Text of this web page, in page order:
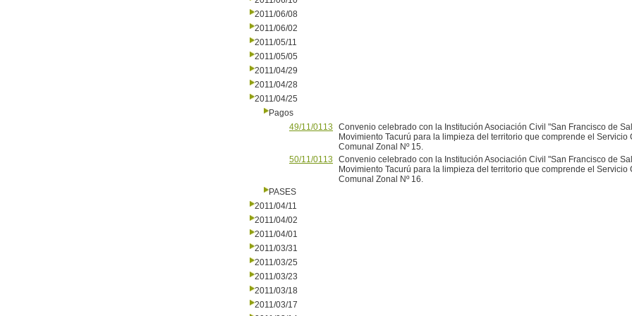
2011/06/08
2011/06/02
2011/05/11
2011/05/05
2011/04/29
2011/04/28
2011/04/25
Pagos
49/11/0113
Convenio celebrado con la Institución Asociación Civil "San Francisco de
Movimiento Tacurú para la limpieza del territorio que comprende el Servicio
Comunal Zonal Nº 15.
50/11/0113
Convenio celebrado con la Institución Asociación Civil "San Francisco de
Movimiento Tacurú para la limpieza del territorio que comprende el Servicio
Comunal Zonal Nº 16.
PASES
2011/04/11
2011/04/02
2011/04/01
2011/03/31
2011/03/25
2011/03/23
2011/03/18
2011/03/17